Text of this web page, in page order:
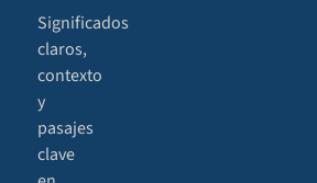
Significados
claros,
contexto
y
pasajes
clave